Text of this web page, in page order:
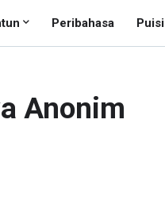
Peribahasa Puisi
Anonim